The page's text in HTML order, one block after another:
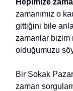
Hepimize
zamanımız o
gittiğini bile
zamanlar bizim
olduğumuzu
Bir Sokak
zaman